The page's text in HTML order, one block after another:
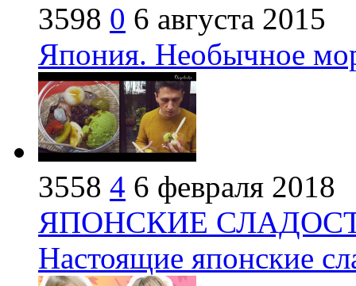
3598 0 6 августа 2015
Япония. Необычное
3558 4 6 февраля 2018
ЯПОНСКИЕ
Настоящие японские